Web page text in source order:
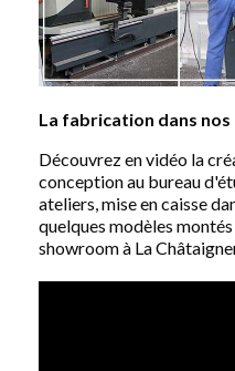
La fabrication dans nos
Découvrez en vidéo la
conception au bureau
ateliers, mise en caisse
quelques modèles
showroom à La